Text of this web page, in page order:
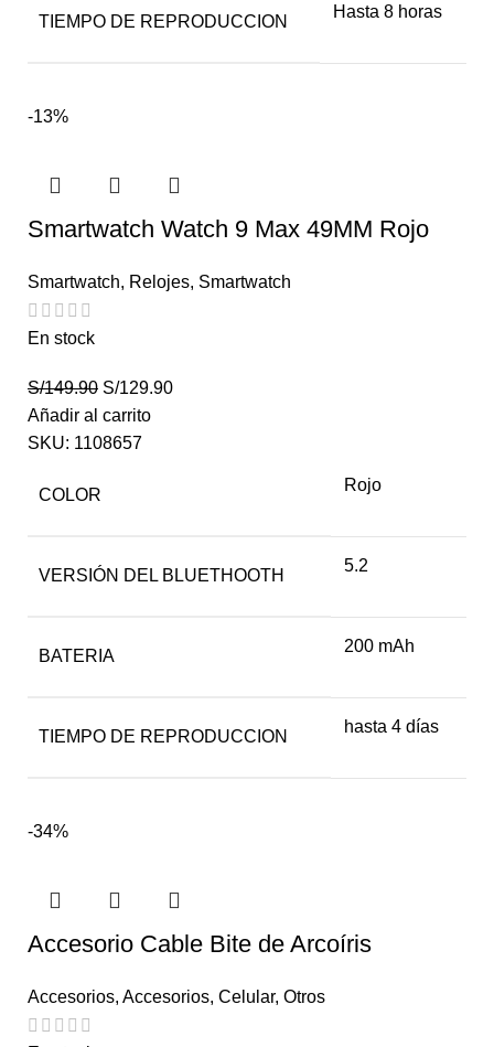
TIEMPO DE REPRODUCCION
Hasta 8 horas
-13%
Smartwatch Watch 9 Max 49MM Rojo
Smartwatch, Relojes, Smartwatch
En stock
S/149.90 S/129.90
Añadir al carrito
SKU: 1108657
COLOR
Rojo
VERSIÓN DEL BLUETHOOTH
5.2
BATERIA
200 mAh
TIEMPO DE REPRODUCCION
hasta 4 días
-34%
Accesorio Cable Bite de Arcoíris
Accesorios, Accesorios, Celular, Otros